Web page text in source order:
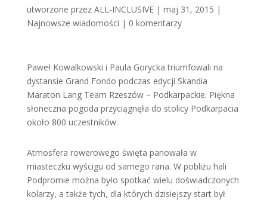
utworzone przez ALL-INCLUSIVE| maj 31, 2015 |
Najnowsze wiadomości | 0 komentarzy
Paweł Kowalkowski i Paula Gorycka triumfowali na
dystansie Grand Fondo podczas edycji Skandia
Maraton Lang Team Rzeszów – Podkarpackie. Piękna
słoneczna pogoda przyciągnęła do stolicy Podkarpacia
około 800 uczestników.
Atmosfera rowerowego święta panowała w
miasteczku wyścigu od samego rana. W pobliżu hali
Podpromie można było spotkać wielu doświadczonych
kolarzy, a także tych, dla których dzisiejszy start był